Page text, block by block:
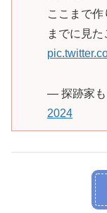
ここまで
までに見
— 探跡家も
2024